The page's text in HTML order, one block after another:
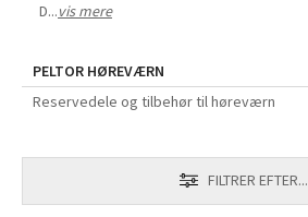
D...vis mere
PELTOR HØREVÆRN
Reservedele og tilbehør til høreværn
FILTRER EFTER...